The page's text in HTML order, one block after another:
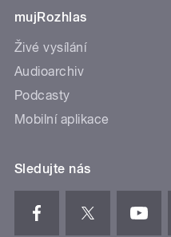
mujRozhlas
Živé vysílání
Audioarchiv
Podcasty
Mobilní aplikace
Sledujte nás